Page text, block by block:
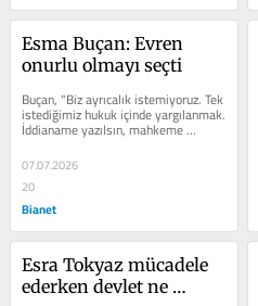
Esma Buçan: Evren
onurlu olmayı seçti
Buçan, "Biz ayrıcalık istemiyoruz. Tek
istediğimiz hukuk içinde yargılanmak.
İddianame yazılsın, mahkeme
kurulsun ve herkes hukukun önünde...
07.07.2026
20
Bianet
Esra Tokyaz mücadele
ederken devlet ne